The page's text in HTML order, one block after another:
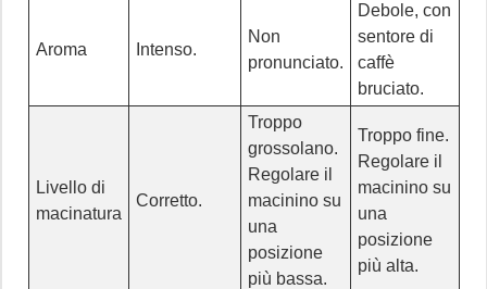
Aroma Intenso.
Non
pronunciato.
Debole, con
sentore di
caffè
bruciato.
Livello di
macinatura
Corretto.
Troppo
grossolano.
Regolare il
macinino su
una
posizione
più bassa.
Troppo fine.
Regolare il
macinino su
una
posizione
più alta.